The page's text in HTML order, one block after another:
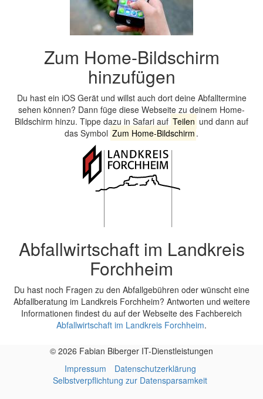
Zum Home-Bildschirm
hinzufügen
Du hast ein iOS Gerät und willst auch dort deine Abfalltermine
sehen können? Dann füge diese Webseite zu deinem Home-
Bildschirm hinzu. Tippe dazu in Safari auf Teilen und dann auf
das Symbol Zum Home-Bildschirm .
Abfallwirtschaft im Landkreis
Forchheim
Du hast noch Fragen zu den Abfallgebühren oder wünscht eine
Abfallberatung im Landkreis Forchheim? Antworten und weitere
Informationen findest du auf der Webseite des Fachbereich
Abfallwirtschaft im Landkreis Forchheim.
© 2026 Fabian Biberger IT-Dienstleistungen
Impressum
Datenschutzerklärung
Selbstverpflichtung zur Datensparsamkeit